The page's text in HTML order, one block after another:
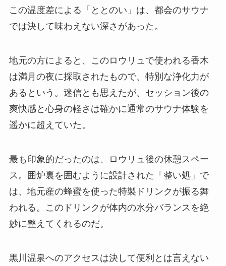
この温度差による「ととのい」は、都会のサウナ
では決して味わえない深さがあった。
地元の方によると、このロウリュで使われる香木
は満月の夜に採取されたもので、特別な浄化力が
あるという。迷信とも思えたが、セッション後の
爽快感と心身の軽さは確かに通常のサウナ体験を
遥かに超えていた。
最も印象的だったのは、ロウリュ後の休憩スペー
ス。囲炉裏を囲むように設計された「整い処」で
は、地元産の蜂蜜を使った特製ドリンクが振る舞
われる。このドリンクが体内の水分バランスを絶
妙に整えてくれるのだ。
黒川温泉へのアクセスは決して便利とは言えない